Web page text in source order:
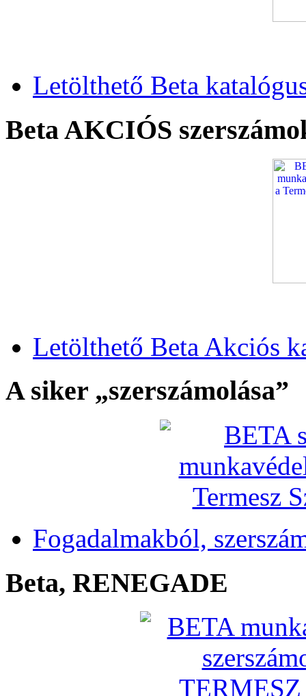
Letölthető Beta
Beta AKCIÓS
Letölthető Beta Akciós
A siker „szerszámolása”
Fogadalmakból,
Beta, RENEGADE